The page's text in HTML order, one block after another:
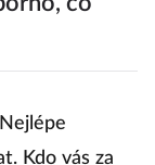
Kdo vás za